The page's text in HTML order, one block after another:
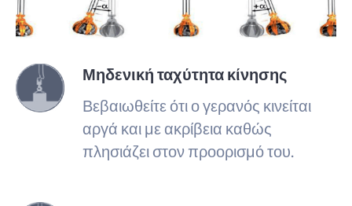
Μηδενική ταχύτητα κίνησης
Βεβαιωθείτε ότι ο γερανός κινείται
αργά και με ακρίβεια καθώς
πλησιάζει στον προορισμό του.